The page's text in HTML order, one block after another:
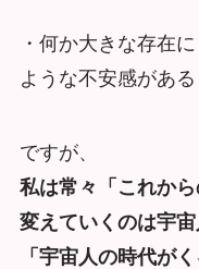
・何か大きな存在
ような不安感がある
ですが、
私は常々「これか
変えていくのは宇宙
「宇宙人の時代がく